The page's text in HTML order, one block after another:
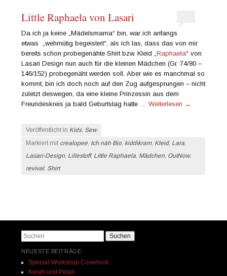
Little Raphaela von Lasari
Da ich ja keine „Mädelsmama“ bin, war ich anfangs
etwas „wehmütig begeistert“, als ich las, dass das von mir
bereits schon probegenähte Shirt bzw. Kleid „Raphaela“ von
Lasari Design nun auch für die kleinen Mädchen (Gr. 74/80 –
146/152) probegenäht werden soll. Aber wie es manchmal so
kommt, bin ich doch noch auf den Zug aufgesprungen – nicht
zuletzt deswegen, da eine kleine Prinzessin aus dem
Freundeskreis ja bald Geburtstag hatte …Weiterlesen →
Veröffentlicht in Kids, Sew
Markiert mit crealopee, Ich näh Bio, kiddikram, Kleid, Lara,
Lasari-Design, Lillestoff, Little Raphaela, Mädchen, OutNow,
revival, Shirt
Suchen
NEUESTE BEITRÄGE
Spezial-Workshop Coverlock
Kerah und Petali